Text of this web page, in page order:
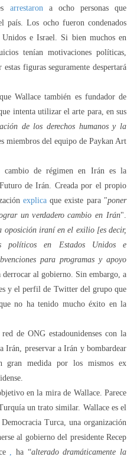
arrestaron a ocho personas que
país. Los ocho fueron condenados
e Israel. Si bien muchos en
tenían motivaciones políticas,
figuras seguramente despertará
Wallace también es fundador de
intenta utilizar el arte para, en sus
de los derechos humanos y la
miembros del equipo de Paykan Art
de régimen en Irán es la
de Irán. Creada por el propio
explicaque existe para "poner
un verdadero cambio en Irán".
oposición iraní en el exilio [es decir,
políticos en Estados Unidos e
para programas y apoyo
derrocar al gobierno. Sin embargo, a
y el perfil de Twitter del grupo que
no ha tenido mucho éxito en la
de ONG estadounidenses con la
Irán, preservar a Irán y bombardear
gran medida por los mismos ex
en la mira de Wallace. Parece
un trato similar. Wallace es el
Turca, una organización
al gobierno del presidente Recep
ha “alterado dramáticamente la